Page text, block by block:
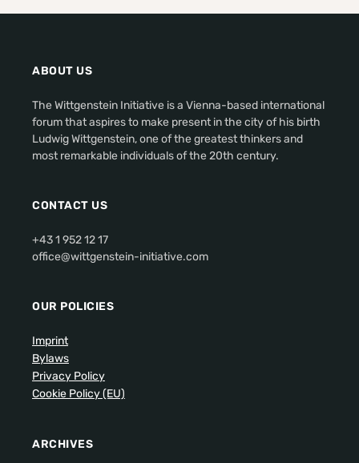
ABOUT US
The Wittgenstein Initiative is a Vienna-based international
forum that aspires to make present in the city of his birth
Ludwig Wittgenstein, one of the greatest thinkers and
most remarkable individuals of the 20th century.
CONTACT US
+43 1 952 12 17
office@wittgenstein-initiative.com
OUR POLICIES
Imprint
Bylaws
Privacy Policy
Cookie Policy (EU)
ARCHIVES